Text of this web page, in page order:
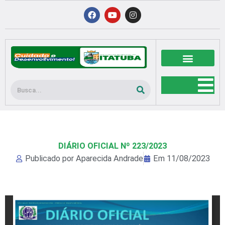
conteúdo
F
a
c
b
o
o
k
Y
o
u
u
b
e
I
n
s
a
g
r
a
Pesquisar
DIÁRIO OFICIAL Nº 223/2023
Publicado por Aparecida Andrade Em 11/08/2023